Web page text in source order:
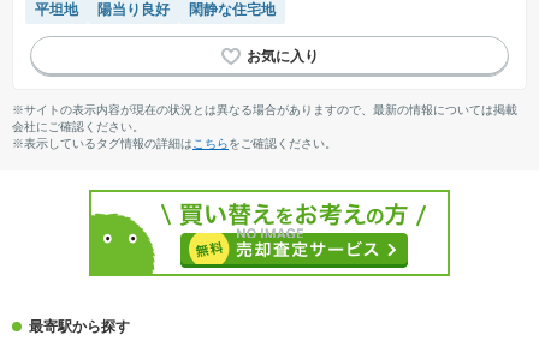
平坦地 陽当り良好 閑静な住宅地
※サイトの表示内容が現在の状況とは異なる場合がありますので、最新の情報については掲載
会社にご確認ください。
※表示しているタグ情報の詳細は こちらをご確認ください。
最寄駅から探す